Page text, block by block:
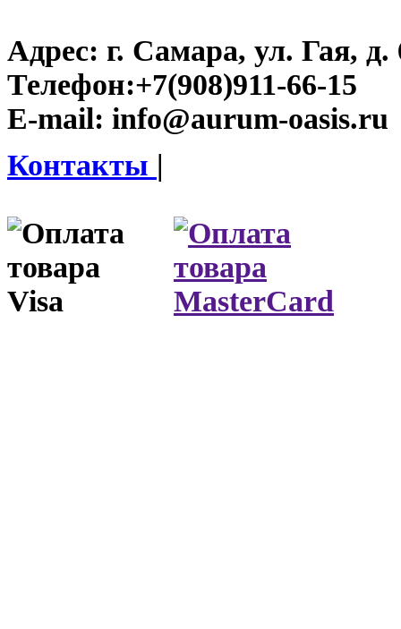
Адрес: г. Самара, ул. Гая, д.
Телефон:+7(908)911-66-15
E-mail: info@aurum-oasis.ru
Контакты |